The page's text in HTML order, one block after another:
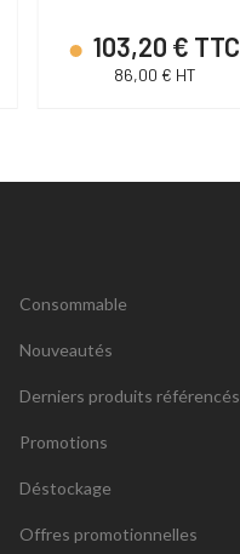
103,20 € TTC
86,00 € HT
Consommable
Nouveautés
Derniers produits référencés
Promotions
Déstockage
Offres promotionnelles